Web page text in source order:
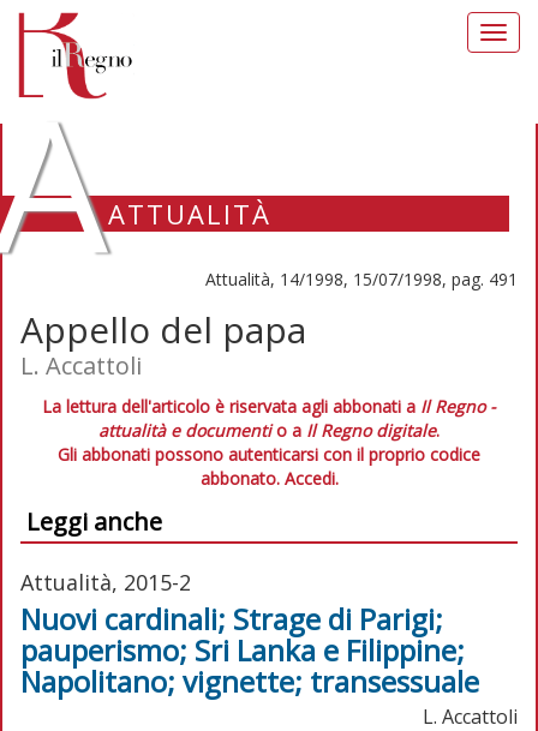
ATTUALITÀ
Attualità, 14/1998, 15/07/1998, pag. 491
Appello del papa
L. Accattoli
La lettura dell'articolo è riservata agli abbonati a Il Regno -
attualità e documentio a Il Regno digitale.
Gli abbonati possono autenticarsi con il proprio codice
abbonato. Accedi.
Leggi anche
Attualità, 2015-2
Nuovi cardinali; Strage di Parigi;
pauperismo; Sri Lanka e Filippine;
Napolitano; vignette; transessuale
L. Accattoli